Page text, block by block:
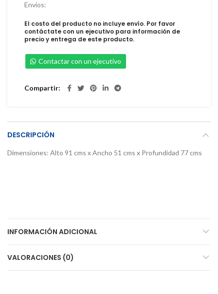
Envíos:
El costo del producto no incluye envío. Por favor
contáctate con un ejecutivo para información de
precio y entrega de este producto.
Contactar con un ejecutivo
Compartir
DESCRIPCIÓN
Dimensiones: Alto 91 cms x Ancho 51 cms x Profundidad 77 cms
INFORMACIÓN ADICIONAL
VALORACIONES (0)